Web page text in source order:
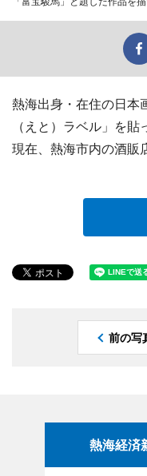
熱海出身・在住の日本
（えと）ラベル」を
現在、熱海市内の酒販
前の写
熱海経済